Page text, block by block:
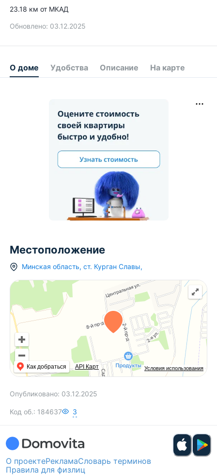
23.18 км от МКАД
Обновлено: 03.12.2025
О доме Удобства Описание На карте
Местоположение
Минская область, ст. Курган Славы,
Условия использования
Как добраться API Карт
Опубликовано: 03.12.2025
Код об.: 184637 3
О проектеРекламаСловарь терминов
Правила для физлиц